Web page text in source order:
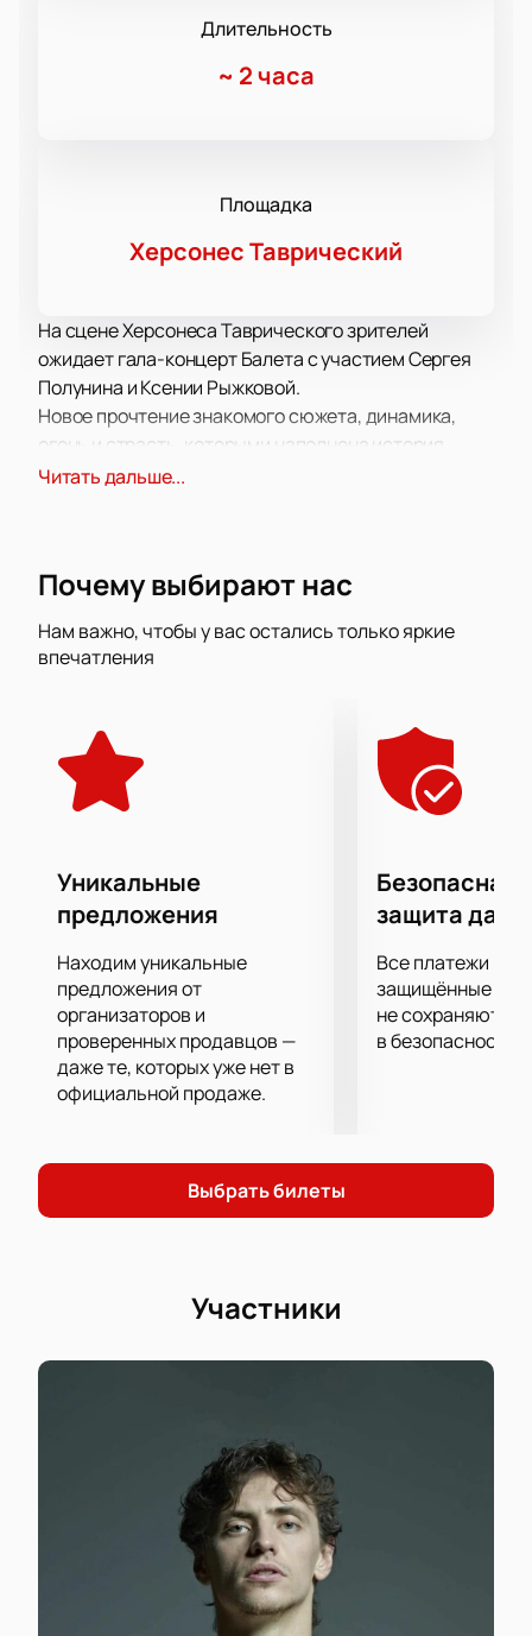
Длительность
~ 2 часа
Площадка
Херсонес Таврический
На сцене Херсонеса Таврического зрителей
ожидает гала-концерт Балета с участием Сергея
Полунина и Ксении Рыжковой.
Новое прочтение знакомого сюжета, динамика,
огонь и страсть, которыми наполнена история,
происходящая на сцене, подарят вам подлинное
ценностей - гала-концерт Балета с участием
Приготовьтесь ловить каждое па и каждый жест, и
вы поймете, что язык балета куда выразительнее и
Читать дальше...
Почему выбирают нас
Нам важно, чтобы у вас остались только яркие
впечатления
Уникальные
предложения
Находим уникальные
предложения от
организаторов и
проверенных продавцов —
даже те, которых уже нет в
официальной продаже.
Безопасная
защита
Все платежи
защищённые
не сохраняются
в безопасности.
Выбрать билеты
Участники